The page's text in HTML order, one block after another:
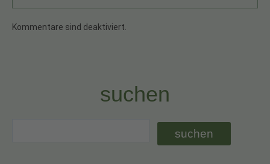
Kommentare sind deaktiviert.
suchen